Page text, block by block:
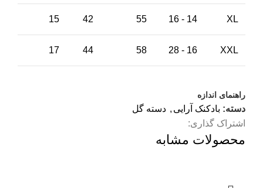
XL
14 - 16
55
42
15
XXL
16 - 28
58
44
17
راهنمای اندازه
دسته: بادکنک آرایی , دسته گل
اشتراک گذاری:
محصولات مشابه